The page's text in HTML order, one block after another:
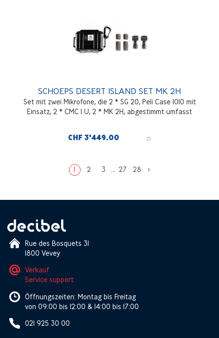
SCHOEPS DESERT ISLAND SET MK 2H
Set mit zwei Mikrofone, die 2 * SG 20, Peli Case 1010 mit
Einsatz, 2 * CMC 1 U, 2 * MK 2H, abgestimmt umfasst
CHF 3'449.00
1 2 3 ... 27 28 >
Rue des Bosquets 31
1800 Vevey
Verkauf
Service support
Öffnungszeiten: Montag bis Freitag
von 09:00 bis 12:00 & 14:00 bis 17:00
021 925 30 00